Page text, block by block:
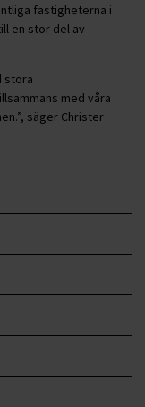
fastigheterna i
en stor del av
stora
med våra
säger Christer